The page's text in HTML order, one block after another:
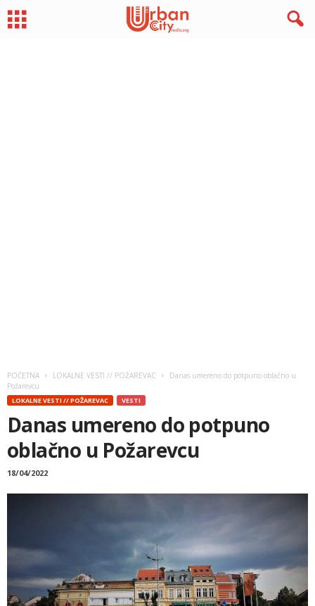
POČETNA LOKALNE VESTI // POŽAREVAC
Danas umereno do potpuno oblačno u
Požarevcu
LOKALNE VESTI // POŽAREVAC VESTI
Danas umereno do potpuno
oblačno u Požarevcu
18/04/2022